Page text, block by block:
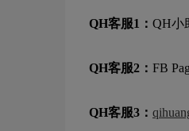
QH客服1： QH小
QH客服2： FB
QH客服3：